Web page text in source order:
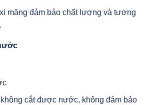
măng đảm bảo chất lượng và tương
cắt được nước, không đảm bảo